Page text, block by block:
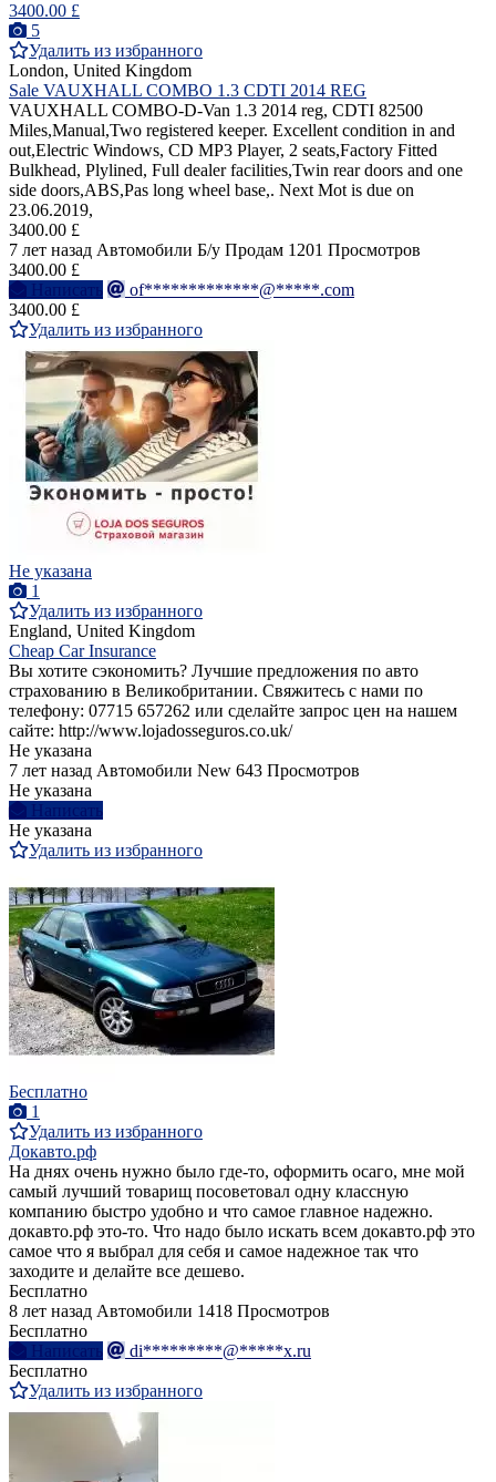
3400.00 £
5
Удалить из избранного
London, United Kingdom
Sale VAUXHALL COMBO 1.3 CDTI 2014 REG
VAUXHALL COMBO-D-Van 1.3 2014 reg, CDTI 82500
Miles,Manual,Two registered keeper. Excellent condition in and
out,Electric Windows, CD MP3 Player, 2 seats,Factory Fitted
Bulkhead, Plylined, Full dealer facilities,Twin rear doors and one
side doors,ABS,Pas long wheel base,. Next Mot is due on
23.06.2019,
3400.00 £
7 лет назад Автомобили Б/у Продам 1201 Просмотров
3400.00 £
Написать
of*************@*****.com
3400.00 £
Удалить из избранного
Не указана
1
Удалить из избранного
England, United Kingdom
Cheap Car Insurance
Вы хотите cэкономить? Лучшие предложения по авто
страхованию в Великобритании. Свяжитесь с нами по
телефону: 07715 657262 или сделайте запрос цен на нашем
сайте: http://www.lojadosseguros.co.uk/
Не указана
7 лет назад Автомобили New 643 Просмотров
Не указана
Написать
Не указана
Удалить из избранного
Бесплатно
1
Удалить из избранного
Докавто.рф
На днях очень нужно было где-то, оформить осаго, мне мой
самый лучший товарищ посоветовал одну классную
компанию быстро удобно и что самое главное надежно.
докавто.рф это-то. Что надо было искать всем докавто.рф это
самое что я выбрал для себя и самое надежное так что
заходите и делайте все дешево.
Бесплатно
8 лет назад Автомобили 1418 Просмотров
Бесплатно
Написать
di*********@*****x.ru
Бесплатно
Удалить из избранного